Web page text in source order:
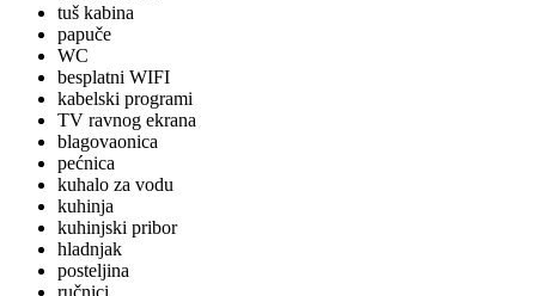
tuš kabina
papuče
WC
besplatni WIFI
kabelski programi
TV ravnog ekrana
blagovaonica
pećnica
kuhalo za vodu
kuhinja
kuhinjski pribor
hladnjak
posteljina
ručnici